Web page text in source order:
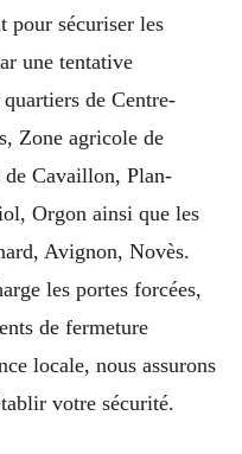
pour sécuriser les
une tentative
de Centre-
Zone agricole de
de Cavaillon, Plan-
Orgon ainsi que les
Avignon, Novès.
les portes forcées,
de fermeture
locale, nous assurons
votre sécurité.